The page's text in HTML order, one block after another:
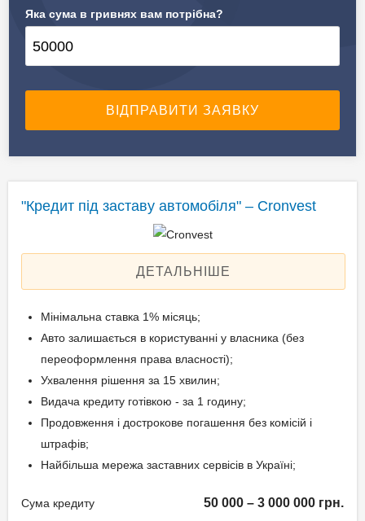
Яка сума в гривнях вам потрібна?
"Кредит під заставу автомобіля" – Cronvest
ДЕТАЛЬНІШЕ
Мінімальна ставка 1% місяць;
Авто залишається в користуванні у власника (без
переоформлення права власності);
Ухвалення рішення за 15 хвилин;
Видача кредиту готівкою - за 1 годину;
Продовження і дострокове погашення без комісій і
штрафів;
Найбільша мережа заставних сервісів в Україні;
Сума кредиту 50 000 – 3 000 000 грн.